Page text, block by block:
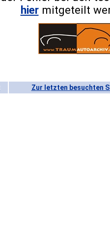
hiermitgeteilt
Zur letzten besuchten